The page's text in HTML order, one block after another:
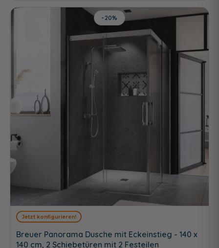
Jetzt konfigurieren!
-20%
Breuer Panorama Dusche mit Eckeinstieg - 140 x
140 cm, 2 Schiebetüren mit 2 Festeilen